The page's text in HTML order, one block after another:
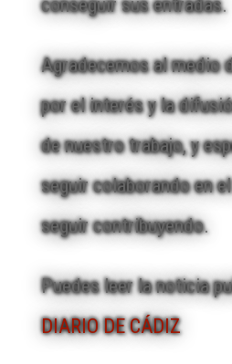
conseguir sus entradas.
Agradecemos al medio
por el interés y la
de nuestro trabajo, y
seguir colaborando en
seguir contribuyendo.
Puedes leer la noticia
DIARIO DE CÁDIZ